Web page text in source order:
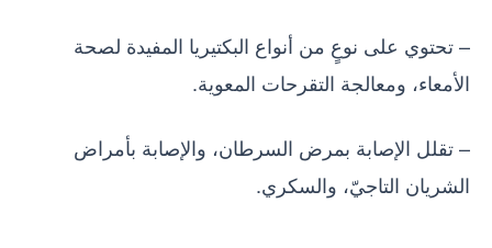
– تحتوي على نوعٍ من أنواع البكتيريا المفيدة لصحة
الأمعاء، ومعالجة التقرحات المعوية.
– تقلل الإصابة بمرض السرطان، والإصابة بأمراض
الشريان التاجيّ، والسكري.